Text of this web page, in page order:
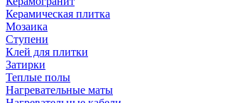
Керамическая плитка
Мозаика
Ступени
Клей для плитки
Затирки
Теплые полы
Нагревательные маты